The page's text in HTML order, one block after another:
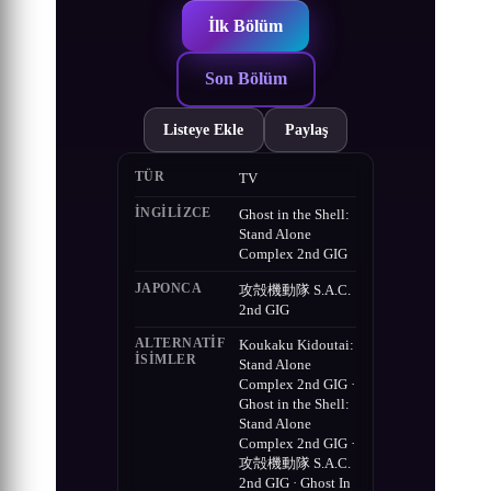
İlk Bölüm
Son Bölüm
Listeye Ekle Paylaş
TÜR TV
İNGILIZCE
Ghost in the Shell:
Stand Alone
Complex 2nd GIG
JAPONCA
攻殻機動隊 S.A.C.
2nd GIG
ALTERNATIF
ISIMLER
Koukaku Kidoutai:
Stand Alone
Complex 2nd GIG ·
Ghost in the Shell:
Stand Alone
Complex 2nd GIG ·
攻殻機動隊 S.A.C.
2nd GIG · Ghost In